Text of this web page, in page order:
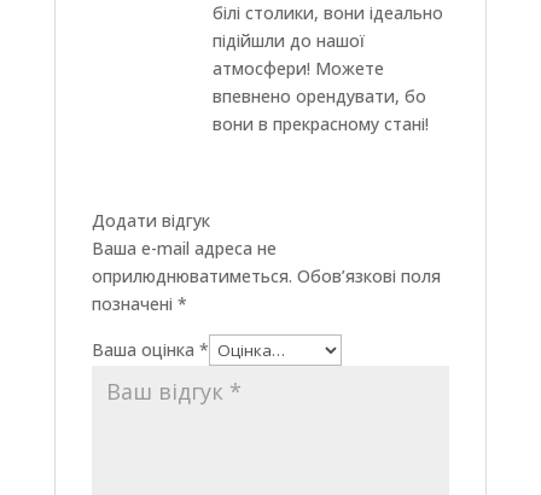
білі столики, вони ідеально
підійшли до нашої
атмосфери! Можете
впевнено орендувати, бо
вони в прекрасному стані!
Додати відгук
Ваша e-mail адреса не
оприлюднюватиметься. Обов’язкові поля
позначені *
Ваша оцінка *